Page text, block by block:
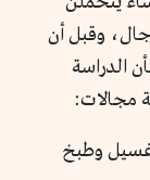
وقبل أن
الدراسة
مجالات:
وغسيل وطبخ